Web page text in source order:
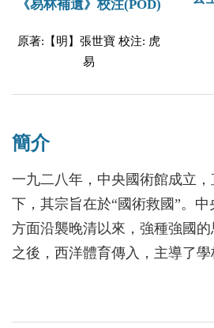
《易林補遺》校注(POD)
原著:【明】張世寶 校注: 虎
易
簡介
一九二八年，中央國術館成立
下，其宗旨在於“國術救國”。
方面沿襲晚清以來，強種強國
之後，西洋體育傳入，主導了學
因此，在歷史上整軍用武、鄉